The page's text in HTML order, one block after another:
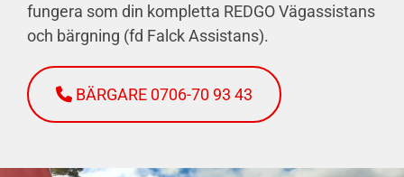
fungera som din kompletta REDGO Vägassistans
och bärgning (fd Falck Assistans).
BÄRGARE 0706-70 93 43